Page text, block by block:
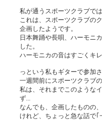
私が通うスポーツクラブで
これは、スポーツクラブの
企画したようです。
日本舞踊や長唄、ハーモニ
した。
ハーモニカの音はすごくキレ
っという私もギターで参加
一週間前にスポーツクラブ
私は、それまでこのような
ず...
なんでも、企画したものの
けれど、ちょっと急な話で